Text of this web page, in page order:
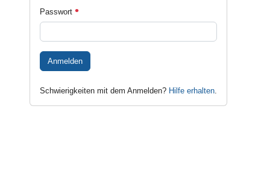
Passwort
Anmelden
Schwierigkeiten mit dem Anmelden? Hilfe erhalten.